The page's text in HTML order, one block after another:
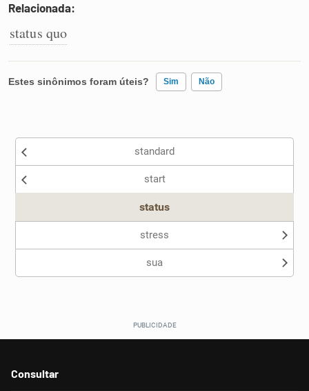
Dicionário
Sinônimos
Relacionada:
status quo
Estes sinônimos foram úteis? Sim Não
Nenhum dos sinônimos apresentados me ajudou
standard
start
status
stress
sua
Consultar